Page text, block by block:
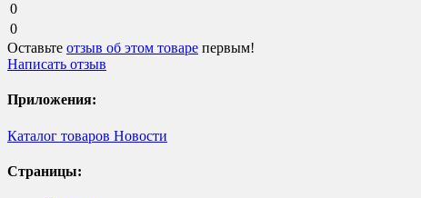
0
0
Оставьте отзыв об этом товаре первым!
Написать отзыв
Приложения:
Каталог товаров Новости
Страницы: